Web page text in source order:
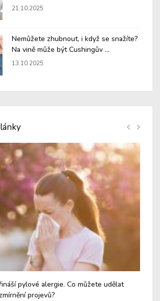
21.10.2025
Nemůžete zhubnout, i když se snažíte?
Na vině může být Cushingův ...
13.10.2025
pylové alergie. Co můžete udělat
projevů?